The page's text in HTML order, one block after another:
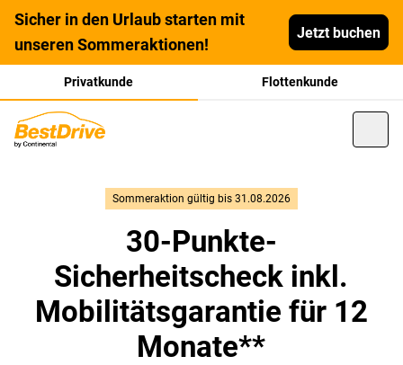
Sicher in den Urlaub starten mit
unseren Sommeraktionen!
Jetzt buchen
Privatkunde Flottenkunde
Sommeraktion gültig bis 31.08.2026
30-Punkte-
Sicherheitscheck inkl.
Mobilitätsgarantie für 12
Monate**